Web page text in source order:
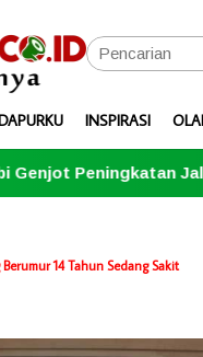
INSPIRASI
Strategis Menuju
14 Tahun Sedang Sakit